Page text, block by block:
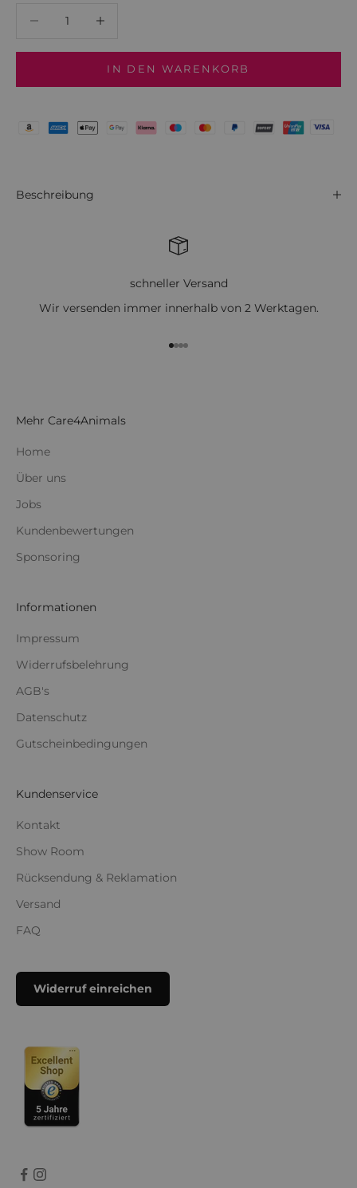
IN DEN WARENKORB
Beschreibung
schneller Versand
Wir versenden immer innerhalb von 2 Werktagen.
Gehe zu Element 1
Gehe zu Element 2
Gehe zu Element 3
Gehe zu Element 4
Mehr Care4Animals
Home
Über uns
Jobs
Kundenbewertungen
Sponsoring
Informationen
Impressum
Widerrufsbelehrung
AGB's
Datenschutz
Gutscheinbedingungen
Kundenservice
Kontakt
Show Room
Rücksendung & Reklamation
Versand
FAQ
Widerruf einreichen